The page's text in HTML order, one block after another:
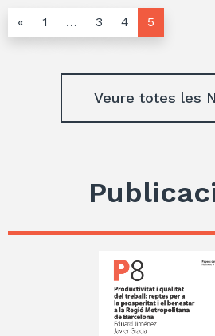
« 1 … 3 4 5
Veure totes les